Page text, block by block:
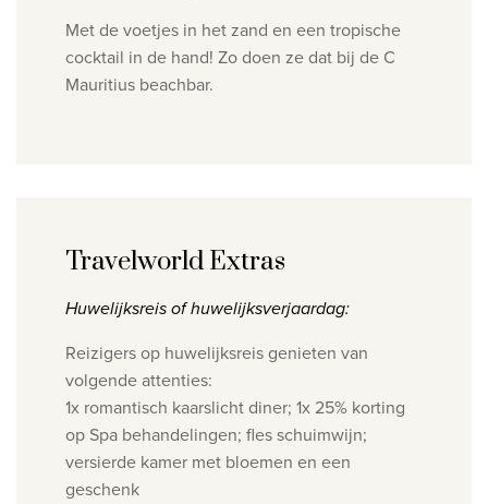
Met de voetjes in het zand en een tropische
cocktail in de hand! Zo doen ze dat bij de C
Mauritius beachbar.
Travelworld Extras
Huwelijksreis of huwelijksverjaardag:
Reizigers op huwelijksreis genieten van
volgende attenties:
1x romantisch kaarslicht diner; 1x 25% korting
op Spa behandelingen; fles schuimwijn;
versierde kamer met bloemen en een
geschenk